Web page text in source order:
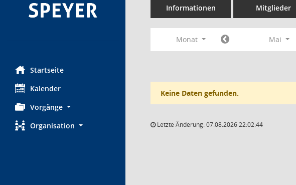
Startseite
Kalender
Vorgänge
Organisation
Informationen Mitglieder
Monat Mai
Keine Daten gefunden.
Letzte Änderung: 07.08.2026 22:02:44